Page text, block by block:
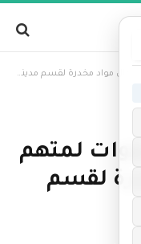
المشدد 6 سنوات لمتهم
لقسم